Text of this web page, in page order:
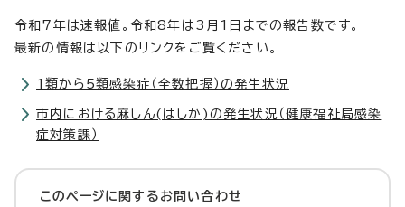
令和7年は速報値。令和8年は3月1日までの報告数です。
最新の情報は以下のリンクをご覧ください。
1類から5類感染症（全数把握）の発生状況
市内における麻しん(はしか)の発生状況（健康福祉局感染
症対策課）
このページに関する お問い合わせ